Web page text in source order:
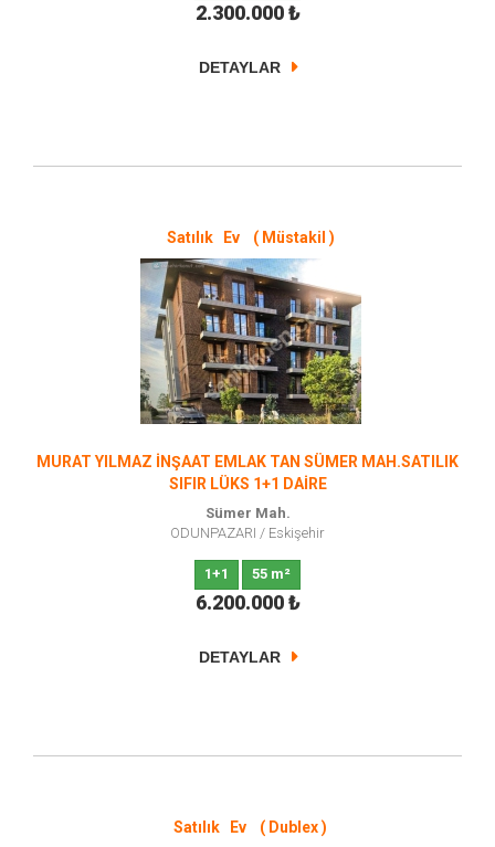
2.300.000 ₺
DETAYLAR
Satılık Ev ( Müstakil )
MURAT YILMAZ İNŞAAT EMLAK TAN SÜMER MAH.SATILIK
SIFIR LÜKS 1+1 DAİRE
Sümer Mah.
ODUNPAZARI / Eskişehir
1+1 55 m²
6.200.000 ₺
DETAYLAR
Satılık Ev ( Dublex )